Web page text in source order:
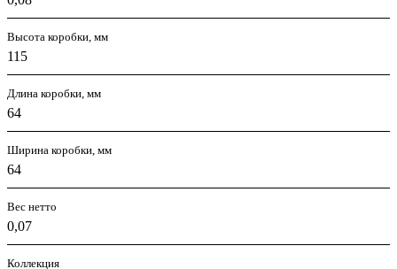
Высота коробки, мм
115
Длина коробки, мм
64
Ширина коробки, мм
64
Вес нетто
0,07
Коллекция